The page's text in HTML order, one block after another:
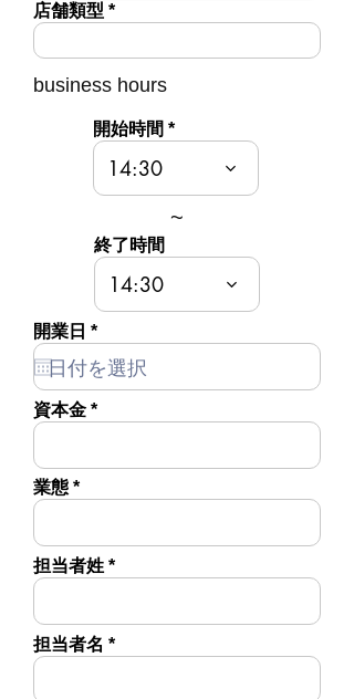
店舗類型
business hours
開始時間
14:30
~
終了時間
14:30
開業日 *r
e
q
u
i
r
資本金
業態
担当者姓
担当者名